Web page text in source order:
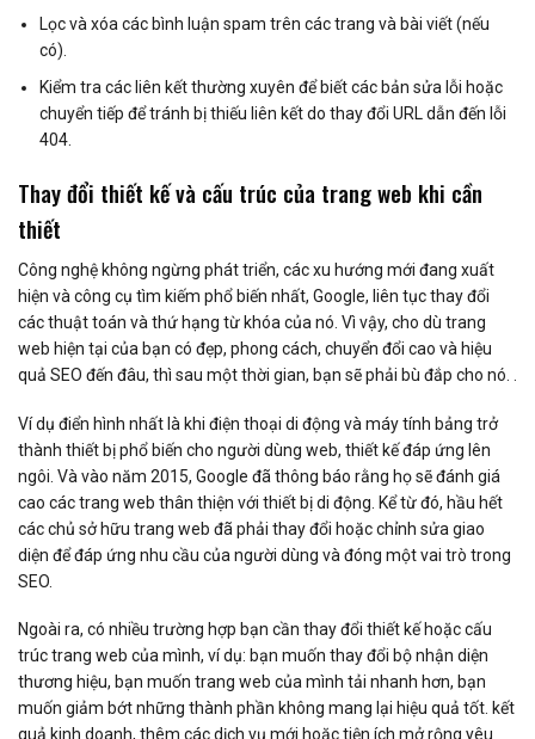
Lọc và xóa các bình luận spam trên các trang và bài viết (nếu
có).
Kiểm tra các liên kết thường xuyên để biết các bản sửa lỗi hoặc
chuyển tiếp để tránh bị thiếu liên kết do thay đổi URL dẫn đến lỗi
404.
Thay đổi thiết kế và cấu trúc của trang web khi cần
thiết
Công nghệ không ngừng phát triển, các xu hướng mới đang xuất
hiện và công cụ tìm kiếm phổ biến nhất, Google, liên tục thay đổi
các thuật toán và thứ hạng từ khóa của nó. Vì vậy, cho dù trang
web hiện tại của bạn có đẹp, phong cách, chuyển đổi cao và hiệu
quả SEO đến đâu, thì sau một thời gian, bạn sẽ phải bù đắp cho nó. .
Ví dụ điển hình nhất là khi điện thoại di động và máy tính bảng trở
thành thiết bị phổ biến cho người dùng web, thiết kế đáp ứng lên
ngôi. Và vào năm 2015, Google đã thông báo rằng họ sẽ đánh giá
cao các trang web thân thiện với thiết bị di động. Kể từ đó, hầu hết
các chủ sở hữu trang web đã phải thay đổi hoặc chỉnh sửa giao
diện để đáp ứng nhu cầu của người dùng và đóng một vai trò trong
SEO.
Ngoài ra, có nhiều trường hợp bạn cần thay đổi thiết kế hoặc cấu
trúc trang web của mình, ví dụ: bạn muốn thay đổi bộ nhận diện
thương hiệu, bạn muốn trang web của mình tải nhanh hơn, bạn
muốn giảm bớt những thành phần không mang lại hiệu quả tốt. kết
quả kinh doanh, thêm các dịch vụ mới hoặc tiện ích mở rộng yêu